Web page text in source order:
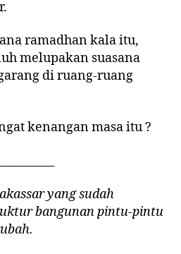
ramadhan kala itu,
melupakan suasana
di ruang-ruang
kenangan masa itu ?
yang sudah
bangunan pintu-pintu